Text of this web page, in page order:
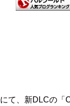
て、新DLCの